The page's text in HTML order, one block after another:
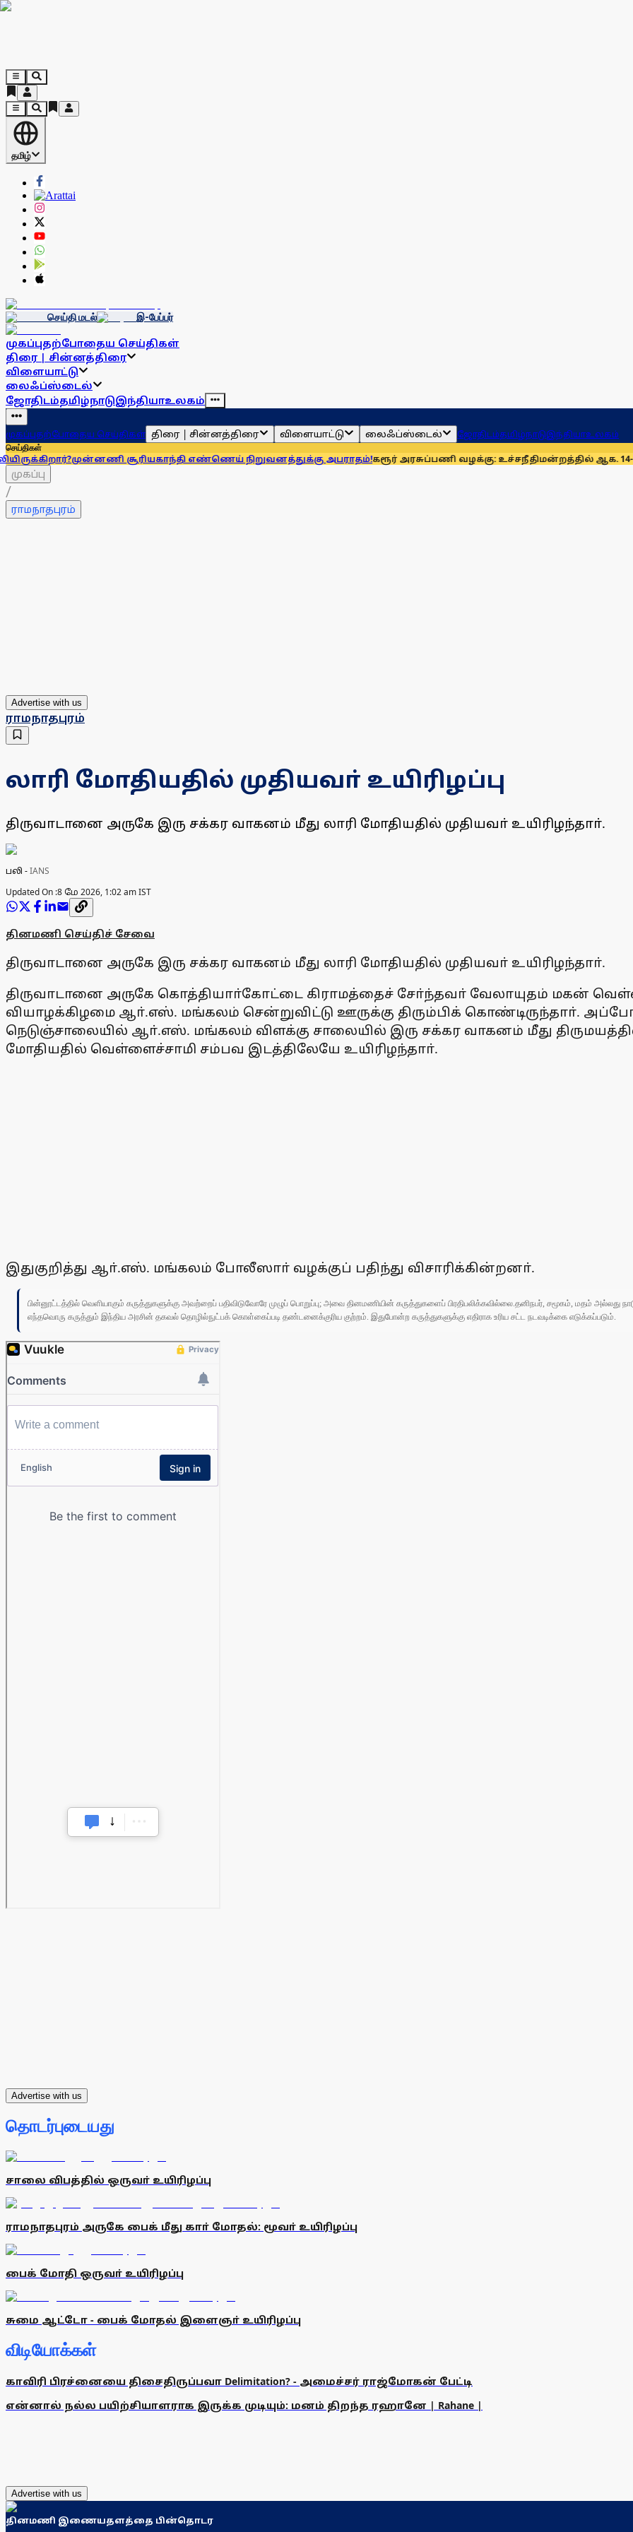
தமிழ்
செய்தி மடல் இ-பேப்பர்
முகப்புதற்போதைய செய்திகள்
திரை | சின்னத்திரை
விளையாட்டு
லைஃப்ஸ்டைல்
ஜோதிடம்தமிழ்நாடுஇந்தியாஉலகம்
முகப்புதற்போதைய செய்திகள் திரை | சின்னத்திரை விளையாட்டு லைஃப்ஸ்டைல் ஜோதிடம்தமிழ்நாடுஇந்தியாஉலகம்
செய்திகள்
முன்னணி சூரியகாந்தி எண்ணெய் நிறுவனத்துக்கு அபராதம்!கரூர் அரசுப்பணி வழக்கு: உச்சநீதிமன்றத்தில் ஆக. 14-ல்
முகப்பு
/
ராமநாதபுரம்
Advertise with us
ராமநாதபுரம்
லாரி மோதியதில் முதியவா் உயிரிழப்பு
திருவாடானை அருகே இரு சக்கர வாகனம் மீது லாரி மோதியதில் முதியவா் உயிரிழந்தாா்.
பலி -IANS
Updated On :8 மே 2026, 1:02 am IST
தினமணி செய்திச் சேவை
திருவாடானை அருகே இரு சக்கர வாகனம் மீது லாரி மோதியதில் முதியவா் உயிரிழந்தாா்.
திருவாடானை அருகே கொத்தியாா்கோட்டை கிராமத்தைச் சோ்ந்தவா் வேலாயுதம் மகன்
வியாழக்கிழமை ஆா்.எஸ். மங்கலம் சென்றுவிட்டு ஊருக்கு திரும்பிக் கொண்டிருந்தாா். அப்போது
நெடுஞ்சாலையில் ஆா்.எஸ். மங்கலம் விளக்கு சாலையில் இரு சக்கர வாகனம் மீது
மோதியதில் வெள்ளைச்சாமி சம்பவ இடத்திலேயே உயிரிழந்தாா்.
இதுகுறித்து ஆா்.எஸ். மங்கலம் போலீஸாா் வழக்குப் பதிந்து விசாரிக்கின்றனா்.
பின்னூட்டத்தில் வெளியாகும் கருத்துகளுக்கு அவற்றைப் பதிவிடுவோரே முழுப் பொறுப்பு; அவை தினமணியின் கருத்துகளைப் பிரதிபலிக்கவில்லை.தனிநபர், சமூகம், மதம் அல்லது
எந்தவொரு கருத்தும் இந்திய அரசின் தகவல் தொழில்நுட்பக் கொள்கைப்படி தண்டனைக்குரிய குற்றம். இதுபோன்ற கருத்துகளுக்கு எதிராக உரிய சட்ட நடவடிக்கை எடுக்கப்படும்.
Advertise with us
தொடர்புடையது
சாலை விபத்தில் ஒருவா் உயிரிழப்பு
ராமநாதபுரம் அருகே பைக் மீது காா் மோதல்: மூவா் உயிரிழப்பு
பைக் மோதி ஒருவா் உயிரிழப்பு
சுமை ஆட்டோ - பைக் மோதல் இளைஞா் உயிரிழப்பு
விடியோக்கள்
காவிரி பிரச்னையை திசைதிருப்பவா Delimitation? - அமைச்சர் ராஜ்மோகன் பேட்டி
என்னால் நல்ல பயிற்சியாளராக இருக்க முடியும்: மனம் திறந்த ரஹானே | Rahane |
Advertise with us
தினமணி இணையதளத்தை பின்தொடர